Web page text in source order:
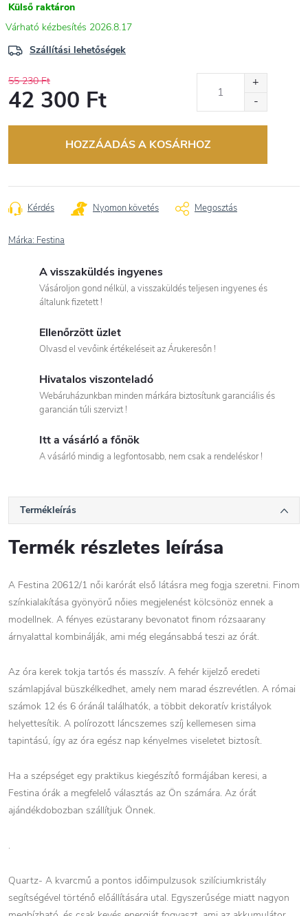
Külső raktáron
2026.8.17
Szállítási lehetőségek
55 230 Ft
42 300 Ft
HOZZÁADÁS A KOSÁRHOZ
Kérdés Nyomon követés Megosztás
Márka: Festina
A visszaküldés ingyenes
Vásároljon gond nélkül, a visszaküldés teljesen ingyenes és
általunk fizetett !
Ellenőrzött üzlet
Olvasd el vevőink értékeléseit az Árukeresőn !
Hivatalos viszonteladó
Webáruházunkban minden márkára biztosítunk garanciális és
garancián túli szervizt !
Itt a vásárló a főnök
A vásárló mindig a legfontosabb, nem csak a rendeléskor !
Termékleírás
Termék részletes leírása
A Festina 20612/1 női karórát első látásra meg fogja szeretni. Finom
színkialakítása gyönyörű nőies megjelenést kölcsönöz ennek a
modellnek. A fényes ezüstarany bevonatot finom rózsaarany
árnyalattal kombinálják, ami még elegánsabbá teszi az órát.
Az óra kerek tokja tartós és masszív. A fehér kijelző eredeti
számlapjával büszkélkedhet, amely nem marad észrevétlen. A római
számok 12 és 6 óránál találhatók, a többit dekoratív kristályok
helyettesítik. A polírozott láncszemes szíj kellemesen sima
tapintású, így az óra egész nap kényelmes viseletet biztosít.
Ha a szépséget egy praktikus kiegészítő formájában keresi, a
Festina órák a megfelelő választás az Ön számára. Az órát
ajándékdobozban szállítjuk Önnek.
.
Quartz- A kvarcmű a pontos időimpulzusok szilíciumkristály
segítségével történő előállítására utal. Egyszerűsége miatt nagyon